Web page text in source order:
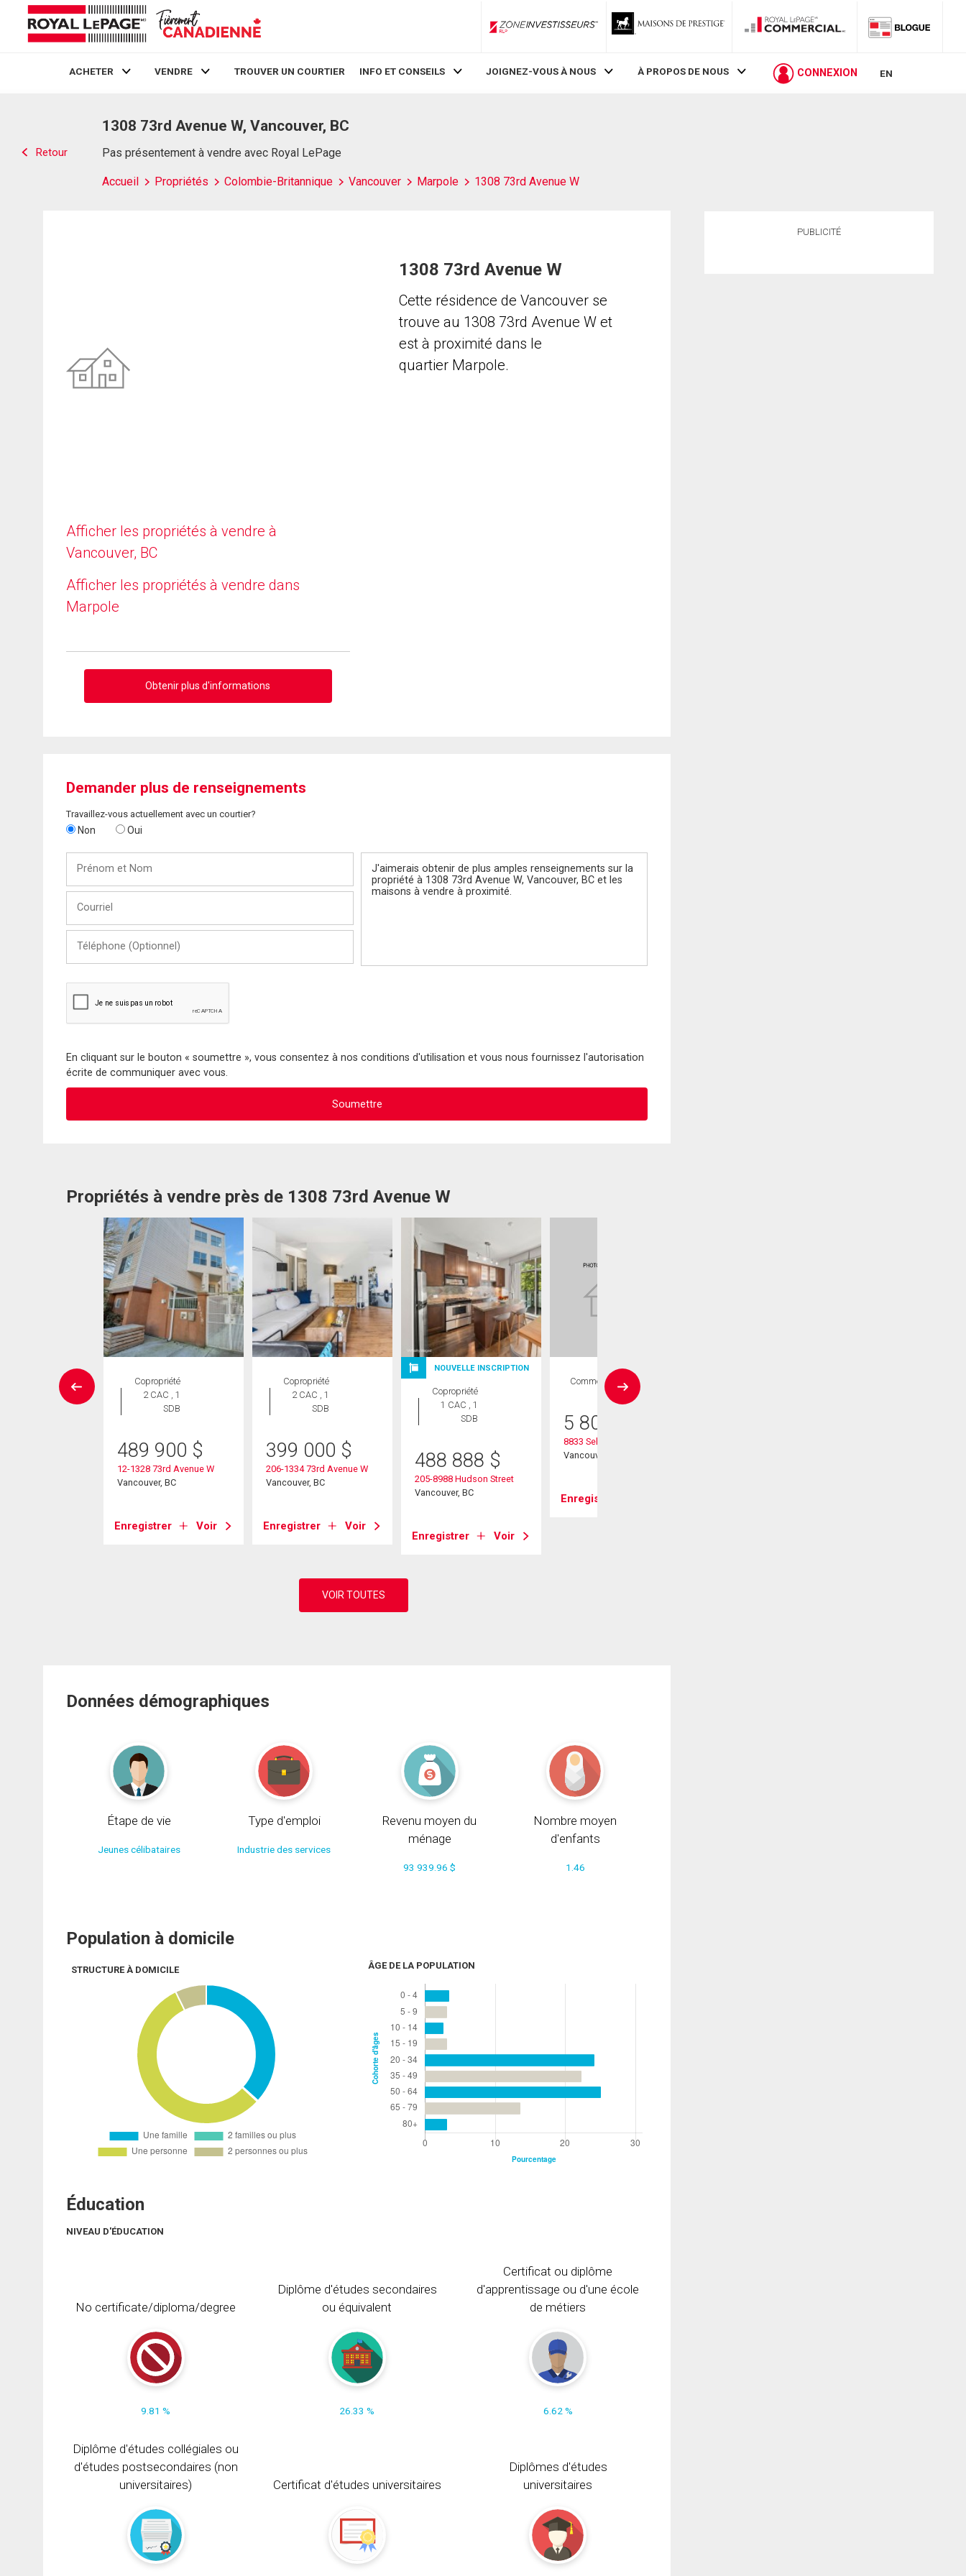
ZoneInvestisseurs RLP
ACHETER VENDRE TROUVER UN COURTIER INFO ET CONSEILS JOIGNEZ-VOUS À NOUS À PROPOS DE NOUS CONNEXION EN
Retour
1308 73rd Avenue W, Vancouver, BC
Pas présentement à vendre avec Royal LePage
Accueil Propriétés Colombie-Britannique Vancouver Marpole 1308 73rd Avenue W
Afficher les propriétés à vendre à
Vancouver, BC
Afficher les propriétés à vendre dans
Marpole
Obtenir plus d'informations
1308 73rd Avenue W
Cette résidence de Vancouver se
trouve au 1308 73rd Avenue W et
est à proximité dans le
quartier Marpole.
Demander plus de renseignements
Travaillez-vous actuellement avec un courtier?
Non Oui
Nom
(Optionnel)
En cliquant sur le bouton « soumettre », vous consentez à nos conditions d'utilisation et vous nous fournissez l'autorisation
écrite de communiquer avec vous.
Propriétés à vendre près de 1308 73rd Avenue W
INSCRIPTION
Copropriété
2 CAC , 1
SDB
489 900 $
12-1328 73rd Avenue W
Vancouver, BC
Enregistrer Voir
Copropriété
2 CAC , 1
SDB
399 000 $
206-1334 73rd Avenue W
Vancouver, BC
Enregistrer Voir
NOUVELLE INSCRIPTION
Copropriété
1 CAC , 1
SDB
488 888 $
205-8988 Hudson Street
Vancouver, BC
Enregistrer Voir
Commercial
5 800 000
8833 Selkirk Street
Vancouver, BC
Enregistrer
Données démographiques
Étape de vie
Jeunes célibataires
Type d'emploi
Industrie des services
Revenu moyen du
ménage
93 939.96 $
Nombre moyen
d'enfants
1.46
Population à domicile
STRUCTURE À DOMICILE ÂGE DE LA POPULATION
Éducation
NIVEAU D'ÉDUCATION
No certificate/diploma/degree
9.81 %
Diplôme d'études secondaires
ou équivalent
26.33 %
Certificat ou diplôme
d'apprentissage ou d'une école
de métiers
6.62 %
Diplôme d'études collégiales ou
d'études postsecondaires (non
universitaires)
Certificat d'études universitaires
Diplômes d'études
universitaires
PUBLICITÉ